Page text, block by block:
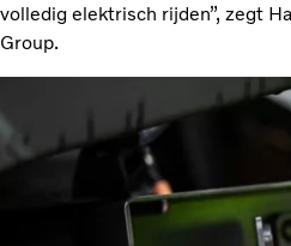
volledig elektrisch rijden”, zegt
Group.